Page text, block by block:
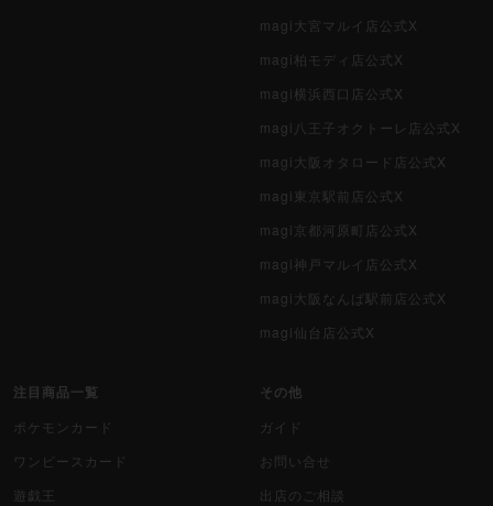
magi大宮マルイ店公式X
magi柏モディ店公式X
magi横浜西口店公式X
magi八王子オクトーレ店公式X
magi大阪オタロード店公式X
magi東京駅前店公式X
magi京都河原町店公式X
magi神戸マルイ店公式X
magi大阪なんば駅前店公式X
magi仙台店公式X
注目商品一覧
ポケモンカード
ワンピースカード
遊戯王
その他
ガイド
お問い合せ
出店のご相談